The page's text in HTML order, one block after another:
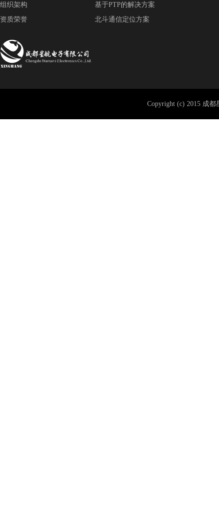
组织架构
资质荣誉
基于PTP的解决方案
北斗通信定位方案
Copyright (c) 2015 成都